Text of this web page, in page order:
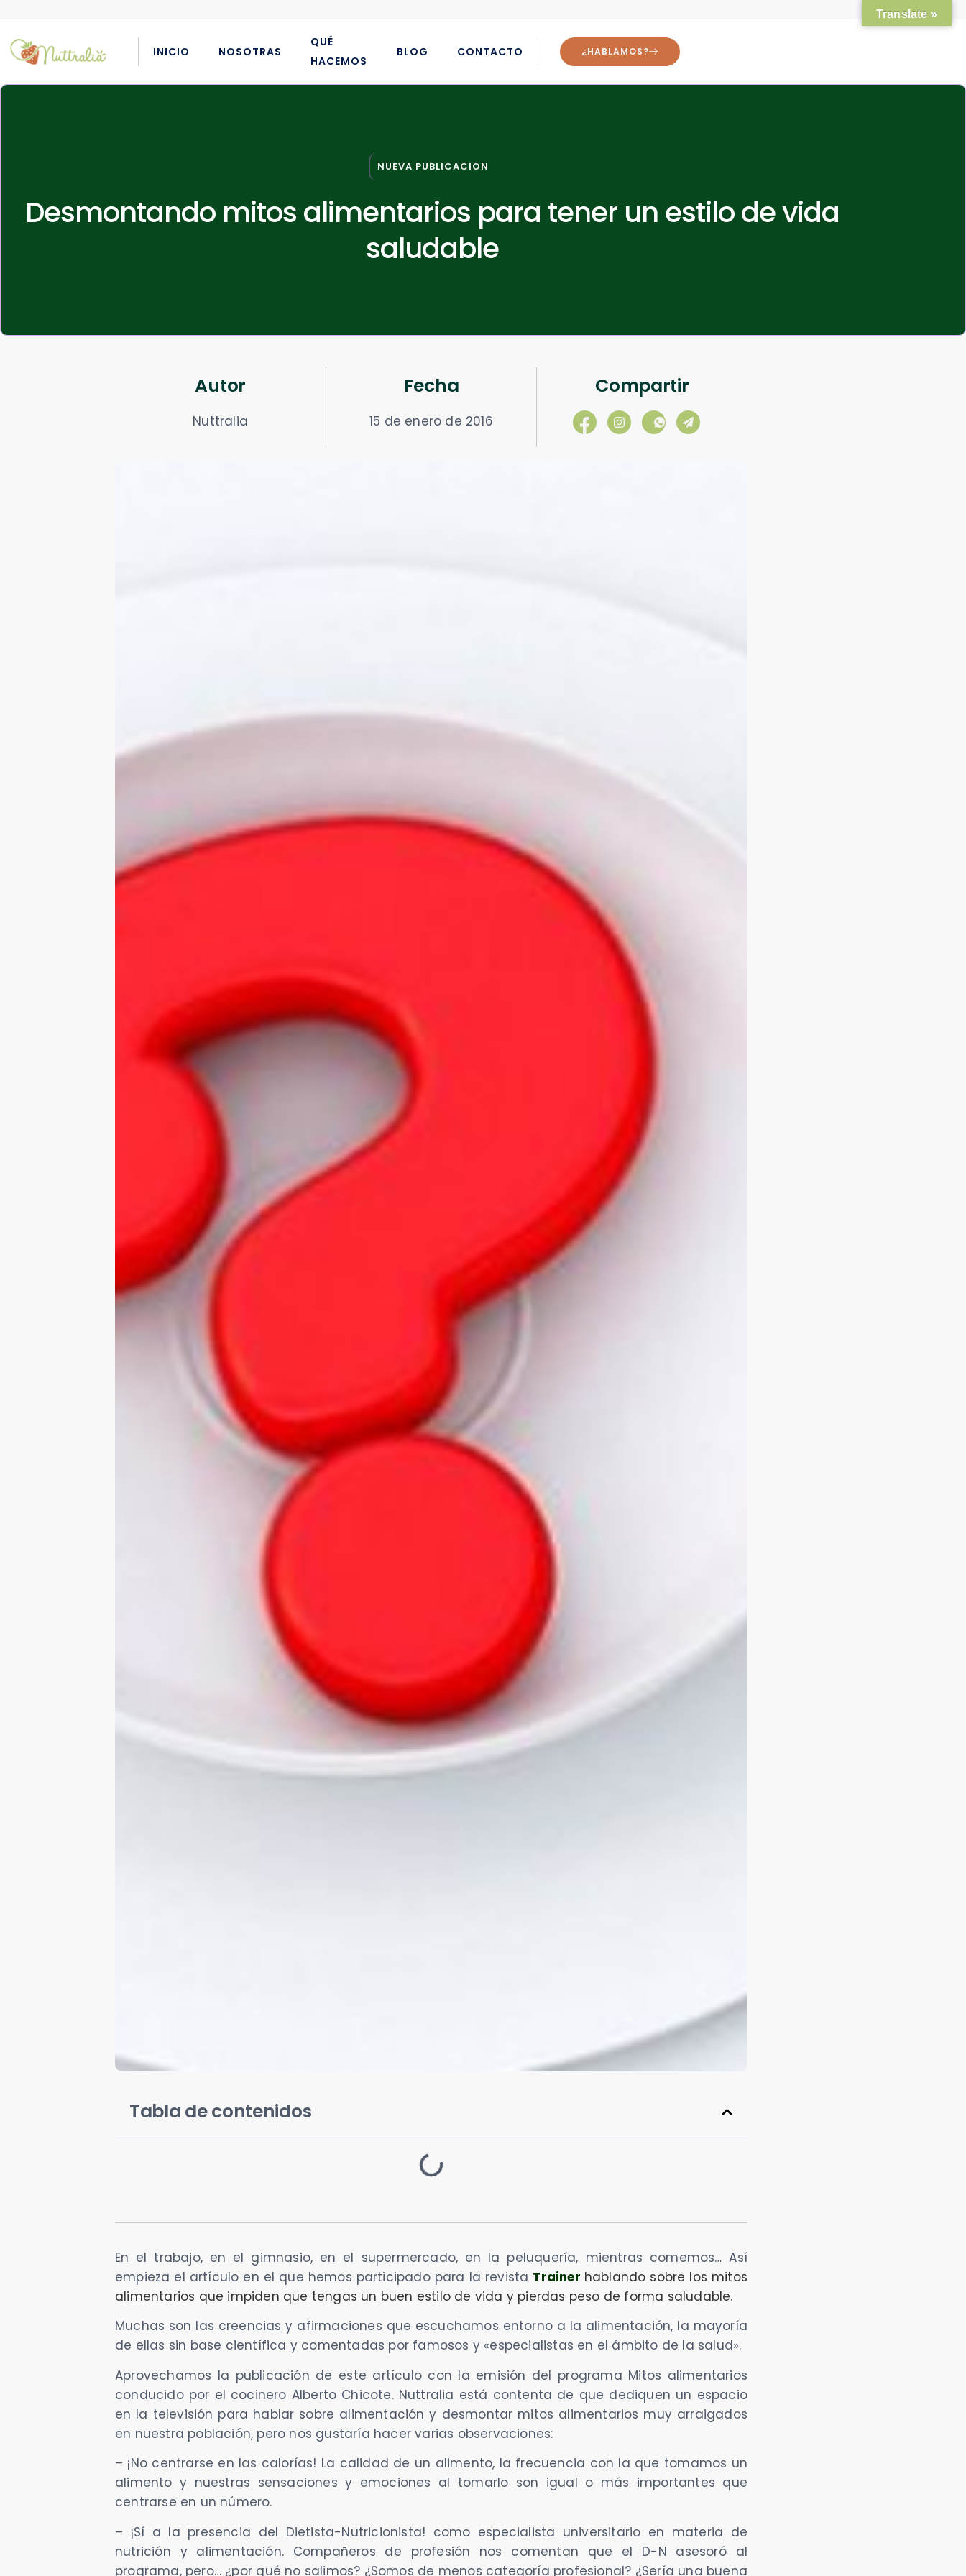
INICIO NOSOTRAS
QUÉ
HACEMOS
BLOG CONTACTO ¿HABLAMOS?
NUEVA PUBLICACION
Desmontando mitos alimentarios para tener un estilo de vida
saludable
Autor
Nuttralia
Fecha
15 de enero de 2016
Compartir
Tabla de contenidos
En el trabajo, en el gimnasio, en el supermercado, en la peluquería, mientras comemos… Así
empieza el artículo en el que hemos participado para la revista Trainer hablando sobre los mitos
alimentarios que impiden que tengas un buen estilo de vida y pierdas peso de forma saludable.
Muchas son las creencias y afirmaciones que escuchamos entorno a la alimentación, la mayoría
de ellas sin base científica y comentadas por famosos y «especialistas en el ámbito de la salud».
Aprovechamos la publicación de este artículo con la emisión del programa Mitos alimentarios
conducido por el cocinero Alberto Chicote. Nuttralia está contenta de que dediquen un espacio
en la televisión para hablar sobre alimentación y desmontar mitos alimentarios muy arraigados
en nuestra población, pero nos gustaría hacer varias observaciones:
– ¡No centrarse en las calorías! La calidad de un alimento, la frecuencia con la que tomamos un
alimento y nuestras sensaciones y emociones al tomarlo son igual o más importantes que
centrarse en un número.
– ¡Sí a la presencia del Dietista-Nutricionista! como especialista universitario en materia de
nutrición y alimentación. Compañeros de profesión nos comentan que el D-N asesoró al
programa, pero… ¿por qué no salimos? ¿Somos de menos categoría profesional? ¿Sería una buena
Translate »